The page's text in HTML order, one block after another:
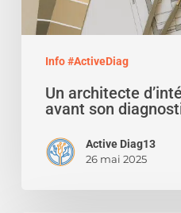
Info #ActiveDiag
immobilier
Un architecte
avant son
Active Diag13
26 mai 2025